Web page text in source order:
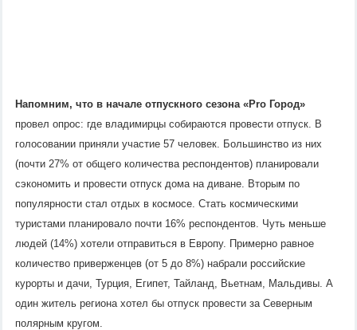
Напомним, что в начале отпускного сезона «Pro Город»
провел опрос: где владимирцы собираются провести отпуск. В
голосовании приняли участие 57 человек. Большинство из них
(почти 27% от общего количества респондентов) планировали
сэкономить и провести отпуск дома на диване. Вторым по
популярности стал отдых в космосе. Стать космическими
туристами планировало почти 16% респондентов. Чуть меньше
людей (14%) хотели отправиться в Европу. Примерно равное
количество приверженцев (от 5 до 8%) набрали российские
курорты и дачи, Турция, Египет, Тайланд, Вьетнам, Мальдивы. А
один житель региона хотел бы отпуск провести за Северным
полярным кругом.